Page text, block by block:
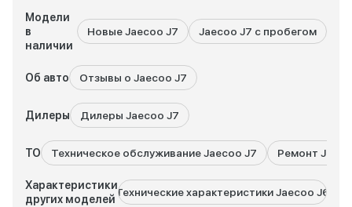
Модели
в
наличии
Новые Jaecoo J7 Jaecoo J7 с пробегом
Об авто Отзывы о Jaecoo J7
Дилеры Дилеры Jaecoo J7
ТО Техническое обслуживание Jaecoo J7 Ремонт
Характеристики
других моделей
Технические характеристики Jaecoo J6